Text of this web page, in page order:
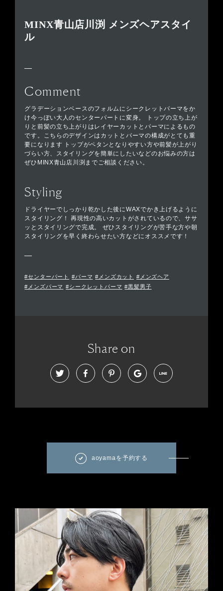
MINX青山店川渕 メンズヘアスタイ
ル
Comment
グラデーションベースのフォルムにシークレットパーマをか
け今っぽい大人のセンターパートに変身。 トップの立ち上が
りと前髪の立ち上がりはレイヤーカットとパーマによるもの
です。こちらのデザインはカットとパーマの構成がとても重
要になります トップがペタンとなりやすい方や前髪が上がり
づらい方、スタイリングを簡単にしたいなどのお悩みの方は
ぜひMINX青山店川渕までご相談ください。
Styling
ドライヤーでしっかり乾かした後にWAXでかき上げるように
スタイリング！ 再現性の高いカットがされているので、ササ
ッとスタイリングで完成。 ぜひスタイリングが苦手な方や朝
スタイリングを早く終わらせたい方などにオススメです！
#センターパート #パーマ #メンズカット
#メンズヘア
#メンズパーマ #シークレットパーマ #黒髪男子
Share on
aoyamaを予約する